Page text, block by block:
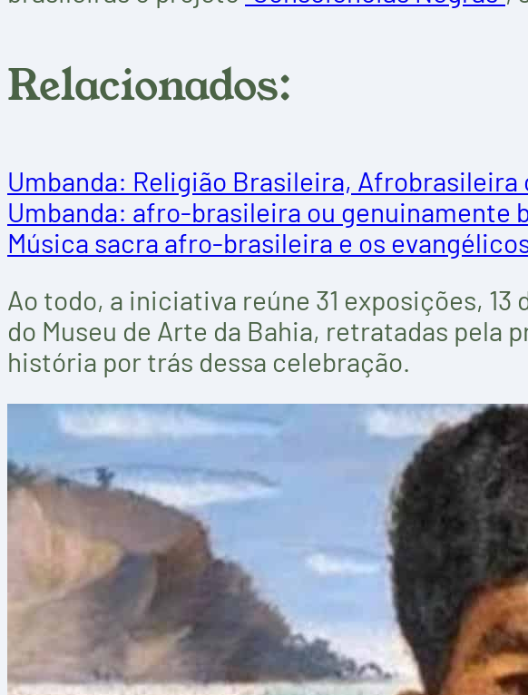
Relacionados:
Umbanda: Religião Brasileira,
Umbanda: afro-brasileira ou genuinamente
Música sacra afro-brasileira e os
Ao todo, a iniciativa reúne 31 exposições,
do Museu de Arte da Bahia, retratadas pela
história por trás dessa celebração.